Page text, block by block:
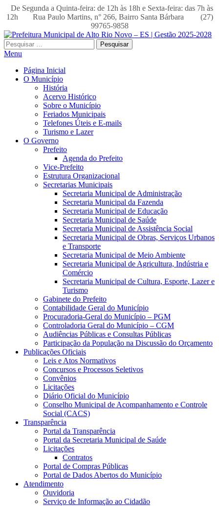
De Segunda a Quinta-feira: de 12h às 18h e Sexta-feira: das 7h às
12h
Rua Paulo Martins, n° 266, Bairro Santa Bárbara
(27)
99765-9858
Pesquisar
por:
Menu
Página Inicial
O Município
História
Acervo Histórico
Sobre o Município
Feriados Municipais
Telefones Úteis e E-mails
Turismo e Lazer
O Governo
Prefeito
Agenda do Prefeito
Vice-Prefeito
Estrutura Organizacional
Secretarias Municipais
Secretaria Municipal de Administração
Secretaria Municipal da Fazenda
Secretaria Municipal de Educação
Secretaria Municipal de Saúde
Secretaria Municipal de Assistência Social
Secretaria Municipal de Obras, Serviços Urbanos
e Transporte
Secretaria Municipal de Meio Ambiente
Secretaria Municipal de Agricultura, Indústria e
Comércio
Secretaria Municipal de Cultura, Esporte, Lazer e
Turismo
Gabinete do Prefeito
Contabilidade Geral do Município
Procuradoria-Geral do Município – PGM
Controladoria Geral do Município – CGM
Audiências Públicas e Consultas Públicas
Participação da População na Discussão do Orçamento
Publicações Oficiais
Leis e Atos Normativos
Concursos e Processos Seletivos
Convênios
Licitações
Diário Oficial do Município
Conselho Municipal de Acompanhamento e Controle
Social (CACS)
Transparência
Portal da Transparência
Portal da Secretaria Municipal de Saúde
Licitações
Contratos
Portal de Compras Públicas
Portal de Dados Abertos do Município
Atendimento
Ouvidoria
Serviço de Informação ao Cidadão